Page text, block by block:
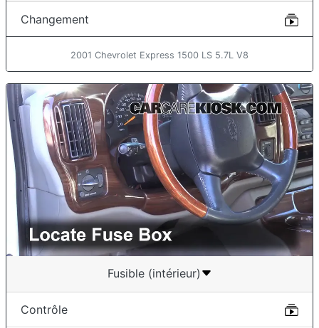
Changement
2001 Chevrolet Express 1500 LS 5.7L V8
Fusible (intérieur)
Contrôle